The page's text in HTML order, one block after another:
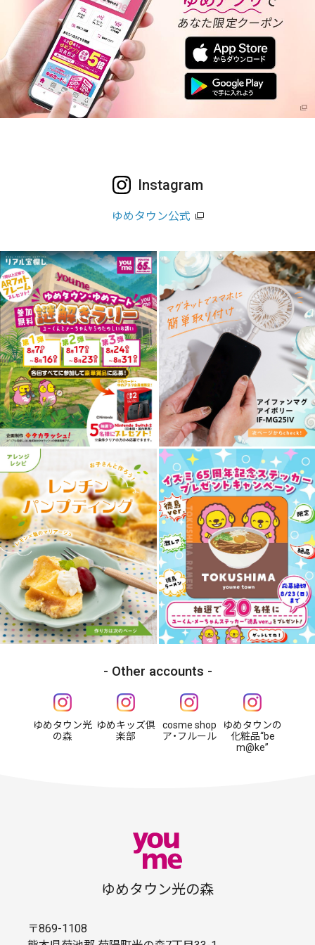
Instagram
ゆめタウン公式
Other accounts
ゆめタウン光
の森
ゆめキッズ倶
楽部
cosme shop
ア・フルール
ゆめタウンの
化粧品“be
m@ke”
ゆめタウン光の森
〒869-1108